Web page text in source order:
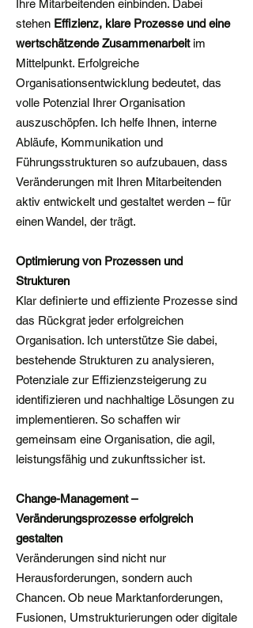
Ihre Mitarbeitenden einbinden. Dabei
stehen Effizienz, klare Prozesse und eine
wertschätzende Zusammenarbeit im
Mittelpunkt. Erfolgreiche
Organisationsentwicklung bedeutet, das
volle Potenzial Ihrer Organisation
auszuschöpfen. Ich helfe Ihnen, interne
Abläufe, Kommunikation und
Führungsstrukturen so aufzubauen, dass
Veränderungen mit Ihren Mitarbeitenden
aktiv entwickelt und gestaltet werden – für
einen Wandel, der trägt.
Optimierung von Prozessen und
Strukturen
Klar definierte und effiziente Prozesse sind
das Rückgrat jeder erfolgreichen
Organisation. Ich unterstütze Sie dabei,
bestehende Strukturen zu analysieren,
Potenziale zur Effizienzsteigerung zu
identifizieren und nachhaltige Lösungen zu
implementieren. So schaffen wir
gemeinsam eine Organisation, die agil,
leistungsfähig und zukunftssicher ist.
Change-Management –
Veränderungsprozesse erfolgreich
gestalten
Veränderungen sind nicht nur
Herausforderungen, sondern auch
Chancen. Ob neue Marktanforderungen,
Fusionen, Umstrukturierungen oder digitale